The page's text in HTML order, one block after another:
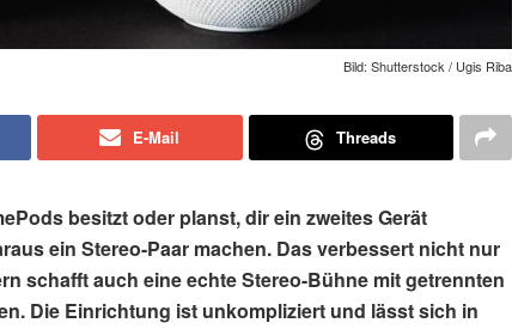
Bild: Shutterstock / Ugis Riba
E-Mail Threads
besitzt oder planst, dir ein zweites Gerät
ein Stereo-Paar machen. Das verbessert nicht nur
schafft auch eine echte Stereo-Bühne mit getrennten
Die Einrichtung ist unkompliziert und lässt sich in